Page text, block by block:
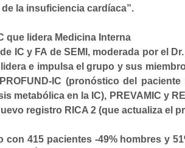
la insuficiencia cardíaca”.
que lidera Medicina Interna
IC y FA de SEMI, moderada por el
e impulsa el grupo y sus
IC (pronóstico del
metabólica en la IC), PREVAMIC y
registro RICA 2 (que actualiza el
con 415 pacientes-49% hombres y